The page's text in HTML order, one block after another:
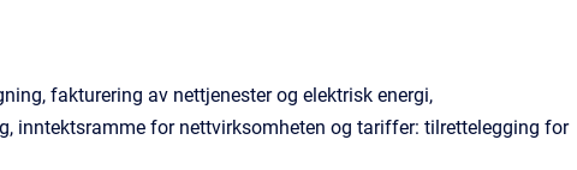
fakturering av nettjenester og elektrisk energi,
inntektsramme for nettvirksomheten og tariffer: tilrettelegging for